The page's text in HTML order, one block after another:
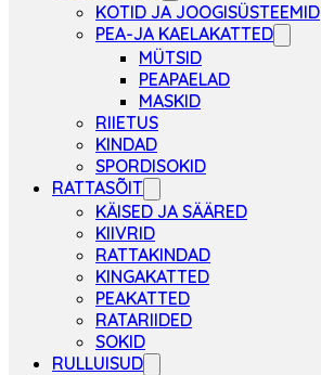
KOTID JA JOOGISÜSTEEMID
PEA-JA KAELAKATTED
MÜTSID
PEAPAELAD
MASKID
RIIETUS
KINDAD
SPORDISOKID
RATTASÕIT
KÄISED JA SÄÄRED
KIIVRID
RATTAKINDAD
KINGAKATTED
PEAKATTED
RATARIIDED
SOKID
RULLUISUD